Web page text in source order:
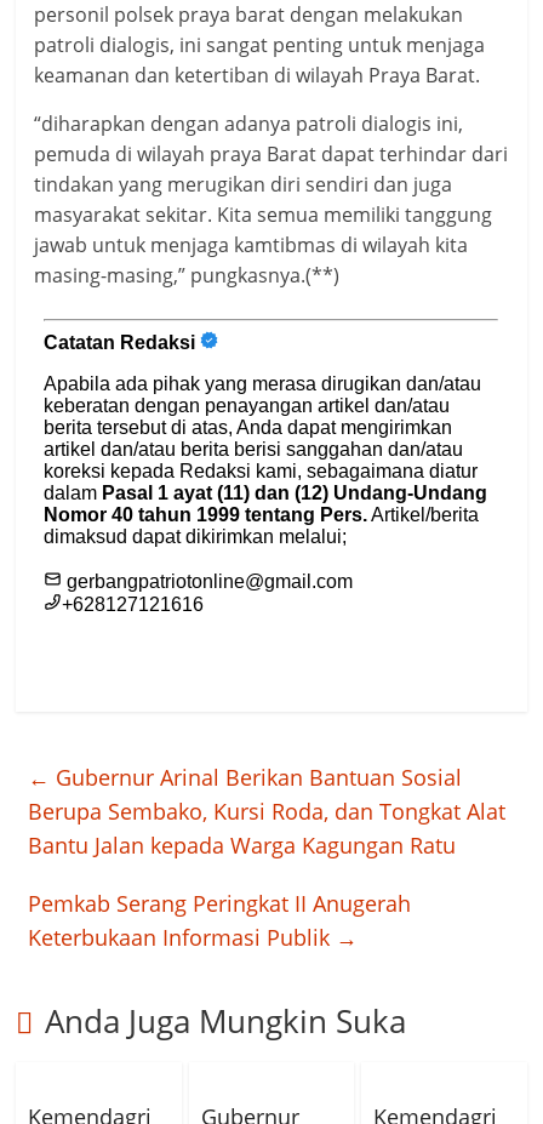
personil polsek praya barat dengan melakukan
patroli dialogis, ini sangat penting untuk menjaga
keamanan dan ketertiban di wilayah Praya Barat.
“diharapkan dengan adanya patroli dialogis ini,
pemuda di wilayah praya Barat dapat terhindar dari
tindakan yang merugikan diri sendiri dan juga
masyarakat sekitar. Kita semua memiliki tanggung
jawab untuk menjaga kamtibmas di wilayah kita
masing-masing,” pungkasnya.(**)
← Gubernur Arinal Berikan Bantuan Sosial
Berupa Sembako, Kursi Roda, dan Tongkat Alat
Bantu Jalan kepada Warga Kagungan Ratu
Pemkab Serang Peringkat II Anugerah
Keterbukaan Informasi Publik →
Anda Juga Mungkin Suka
Kemendagri Gubernur Kemendagri